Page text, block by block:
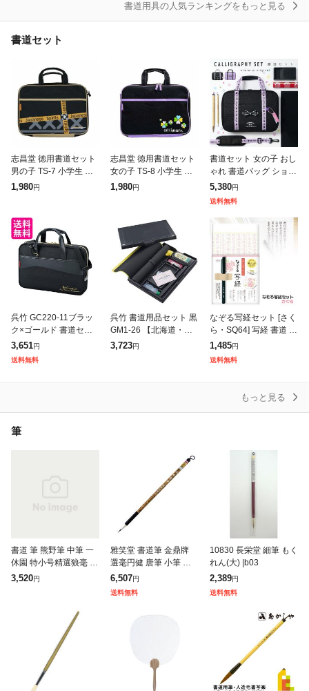
書道用具の人気ランキングをもっと見る
書道セット
志昌堂 徳用書道セット
男の子 TS-7 小学生 シ
ンプル 書道用品 お習字
1,980円
志昌堂 徳用書道セット
女の子 TS-8 小学生 シ
ンプル 書道用品 お習字
1,980円
書道セット 女の子 おし
ゃれ 書道バッグ ショル
ダーベルト付 習字セッ
ト 習字道具 キッズ 子
通学 入
5,380円
送料無料
呉竹 GC220-11ブラッ
ク×ゴールド 書道セッ
ト 習字セット GC-220
S 送料無料
3,651円
送料無料
呉竹 書道用品セット 黒
GM1-26 【北海道・沖
縄・離島配送不可】
3,723円
なぞる写経セット [さく
ら・SQ64] 写経 書道 習
字[送料無料]| 筆ペン 初
心者 入門 般若心経 仏
1,485円
送料無料
もっと見る
筆
書道 筆 熊野筆 中筆 一
休園 特小号精選狼毫 書
道筆 習字筆 書道用具
3,520円
雅笑堂 書道筆 金鼎牌
選毫円健 唐筆 小筆 細
筆 (3本)
6,507円
送料無料
10830 長栄堂 細筆 もく
れん(大) |b03
2,389円
送料無料